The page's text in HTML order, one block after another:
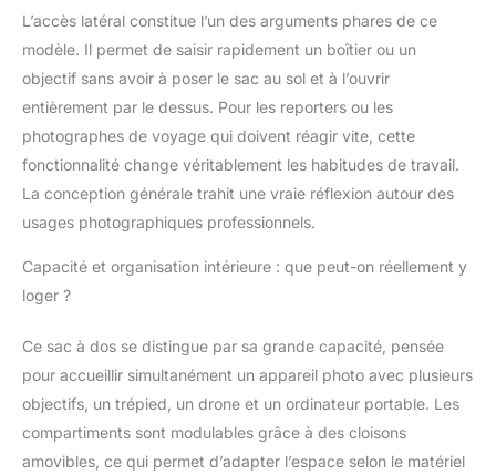
supérieur peut contenir
des vêtements, la
poche intérieure zippée
peut contenir des
téléphones portables,
des batteries, des
câbles et d'autres
accessoires, et le
compartiment principal
inférieur peut contenir
des drones et d'autres
est amovible et les 8
séparateurs peuvent
être combinés
librement en fonction
de l'équipement de
l'appareil photo pour
L’accès latéral constitue l’un des arguments phares de ce
modèle. Il permet de saisir rapidement un boîtier ou un
objectif sans avoir à poser le sac au sol et à l’ouvrir
entièrement par le dessus. Pour les reporters ou les
photographes de voyage qui doivent réagir vite, cette
fonctionnalité change véritablement les habitudes de travail.
La conception générale trahit une vraie réflexion autour des
usages photographiques professionnels.
Capacité et organisation intérieure : que peut-on réellement y
loger ?
Ce sac à dos se distingue par sa grande capacité, pensée
pour accueillir simultanément un appareil photo avec plusieurs
objectifs, un trépied, un drone et un ordinateur portable. Les
compartiments sont modulables grâce à des cloisons
amovibles, ce qui permet d’adapter l’espace selon le matériel